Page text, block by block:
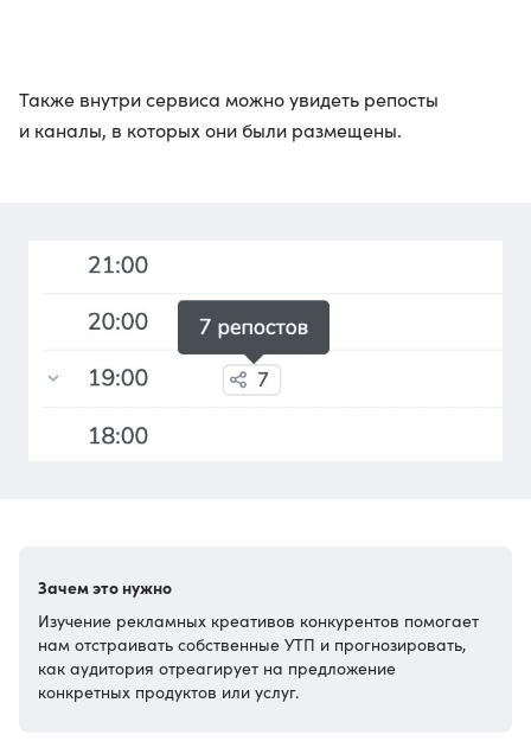
Также внутри сервиса можно увидеть репосты
и каналы, в которых они были размещены.
Зачем это нужно
Изучение рекламных креативов конкурентов помогает
нам отстраивать собственные УТП и прогнозировать,
как аудитория отреагирует на предложение
конкретных продуктов или услуг.